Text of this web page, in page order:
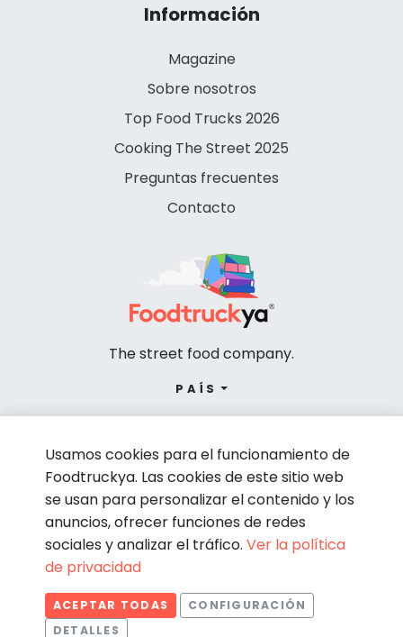
Información
Magazine
Sobre nosotros
Top Food Trucks 2026
Cooking The Street 2025
Preguntas frecuentes
Contacto
The street food company.
PAÍS
© Foodtruckya 2026
Condiciones de contratación Política de privacidad
Usamos cookies para el funcionamiento de
Foodtruckya. Las cookies de este sitio web
se usan para personalizar el contenido y los
anuncios, ofrecer funciones de redes
sociales y analizar el tráfico. Ver la política
de privacidad
ACEPTAR TODAS
CONFIGURACIÓN
DETALLES